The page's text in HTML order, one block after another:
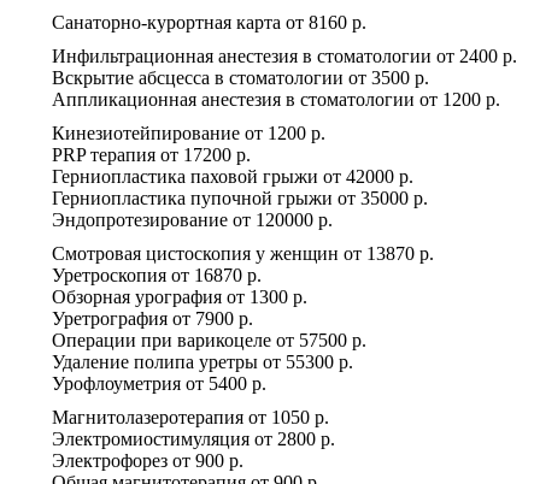
Санаторно-курортная карта от 8160 р.
Инфильтрационная анестезия в стоматологии от 2400 р.
Вскрытие абсцесса в стоматологии от 3500 р.
Аппликационная анестезия в стоматологии от 1200 р.
Кинезиотейпирование от 1200 р.
PRP терапия от 17200 р.
Герниопластика паховой грыжи от 42000 р.
Герниопластика пупочной грыжи от 35000 р.
Эндопротезирование от 120000 р.
Смотровая цистоскопия у женщин от 13870 р.
Уретроскопия от 16870 р.
Обзорная урография от 1300 р.
Уретрография от 7900 р.
Операции при варикоцеле от 57500 р.
Удаление полипа уретры от 55300 р.
Урофлоуметрия от 5400 р.
Магнитолазеротерапия от 1050 р.
Электромиостимуляция от 2800 р.
Электрофорез от 900 р.